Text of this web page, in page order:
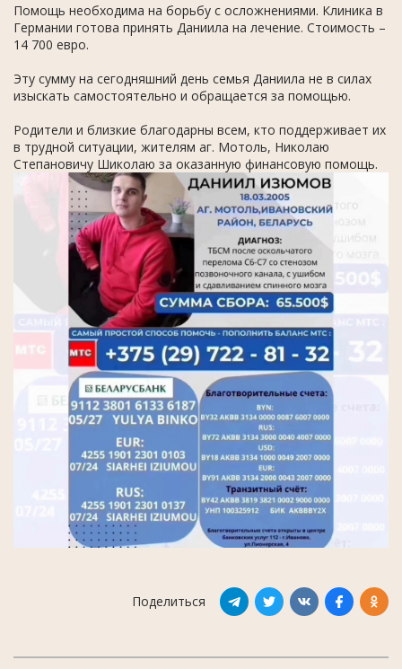
Помощь необходима на борьбу с осложнениями. Клиника в
Германии готова принять Даниила на лечение. Стоимость –
14 700 евро.
Эту сумму на сегодняшний день семья Даниила не в силах
изыскать самостоятельно и обращается за помощью.
Родители и близкие благодарны всем, кто поддерживает их
в трудной ситуации, жителям аг. Мотоль, Николаю
Степановичу Шиколаю за оказанную финансовую помощь.
Поделиться